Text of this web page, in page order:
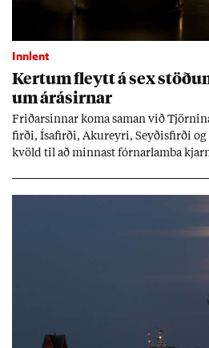
Innlent
Kert­um fleytt á sex
um árás­irn­ar
Frið­arsinn­ar koma sam­an við
firði, Ísa­firði, Ak­ur­eyri, Seyð­is­firði
kvöld til að minn­ast fórn­ar­lamba